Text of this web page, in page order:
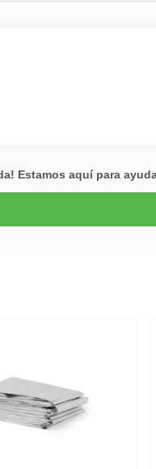
Estamos aquí para